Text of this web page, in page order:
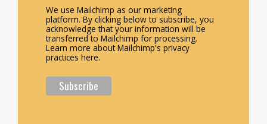
We use Mailchimp as our marketing
platform. By clicking below to subscribe, you
acknowledge that your information will be
transferred to Mailchimp for processing.
Learn more about Mailchimp's privacy
practices here.